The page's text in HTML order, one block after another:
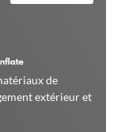
de
extérieur et